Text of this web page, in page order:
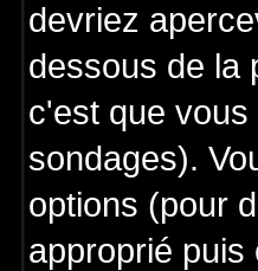
devriez
dessous de la
c'est que
sondages).
options (pour
approprié